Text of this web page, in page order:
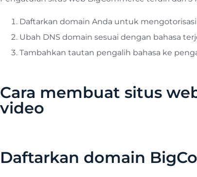
Daftarkan domain Anda untuk
Ubah DNS domain sesuai dengan bahasa
Tambahkan tautan pengalih bahasa ke
Cara membuat situs
video
Daftarkan domain